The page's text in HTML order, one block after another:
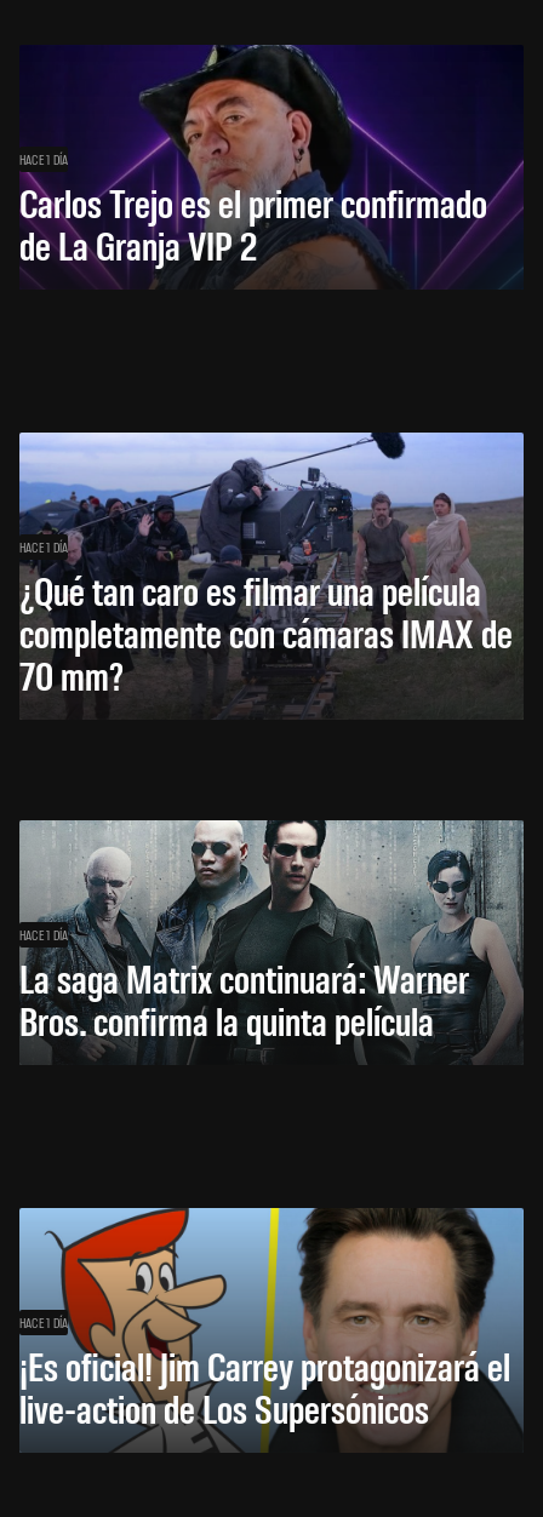
HACE 1 DÍA
Carlos Trejo es el primer confirmado
de La Granja VIP 2
HACE 1 DÍA
¿Qué tan caro es filmar una película
completamente con cámaras IMAX de
70 mm?
HACE 1 DÍA
La saga Matrix continuará: Warner
Bros. confirma la quinta película
HACE 1 DÍA
¡Es oficial! Jim Carrey protagonizará el
live-action de Los Supersónicos